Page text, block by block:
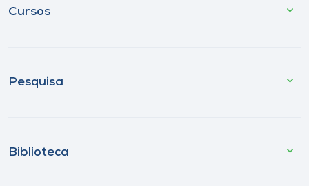
Cursos
Pesquisa
Biblioteca